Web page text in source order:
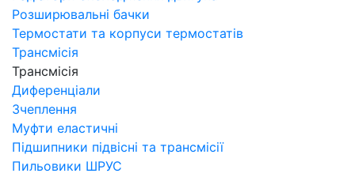
Розширювальні бачки
Термостати та корпуси термостатів
Трансмісія
Трансмісія
Диференціали
Зчеплення
Муфти еластичні
Підшипники підвісні та трансмісії
Пильовики ШРУС